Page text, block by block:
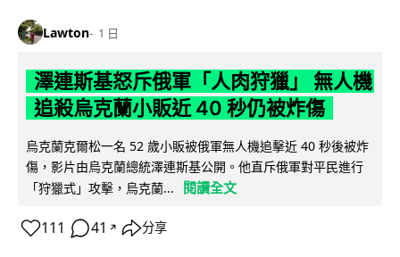
Lawton 1 日
澤連斯基怒斥俄軍「人肉狩獵」 無人機
追殺烏克蘭小販近 40 秒仍被炸傷
烏克蘭克爾松一名 52 歲小販被俄軍無人機追擊近 40 秒後被炸
傷，影片由烏克蘭總統澤連斯基公開。他直斥俄軍對平民進行
「狩獵式」攻擊，烏克蘭...
閱讀全文
111 41 ↗ 分享